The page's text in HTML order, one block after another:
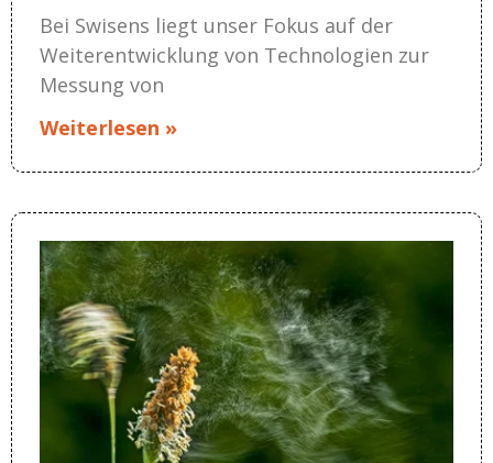
Bei Swisens liegt unser Fokus auf der
Weiterentwicklung von Technologien zur
Messung von
Weiterlesen »